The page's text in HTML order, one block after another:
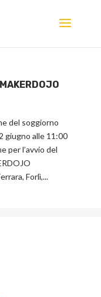
del soggiorno
giugno alle 11:00
per l’avvio del
Forlì,...